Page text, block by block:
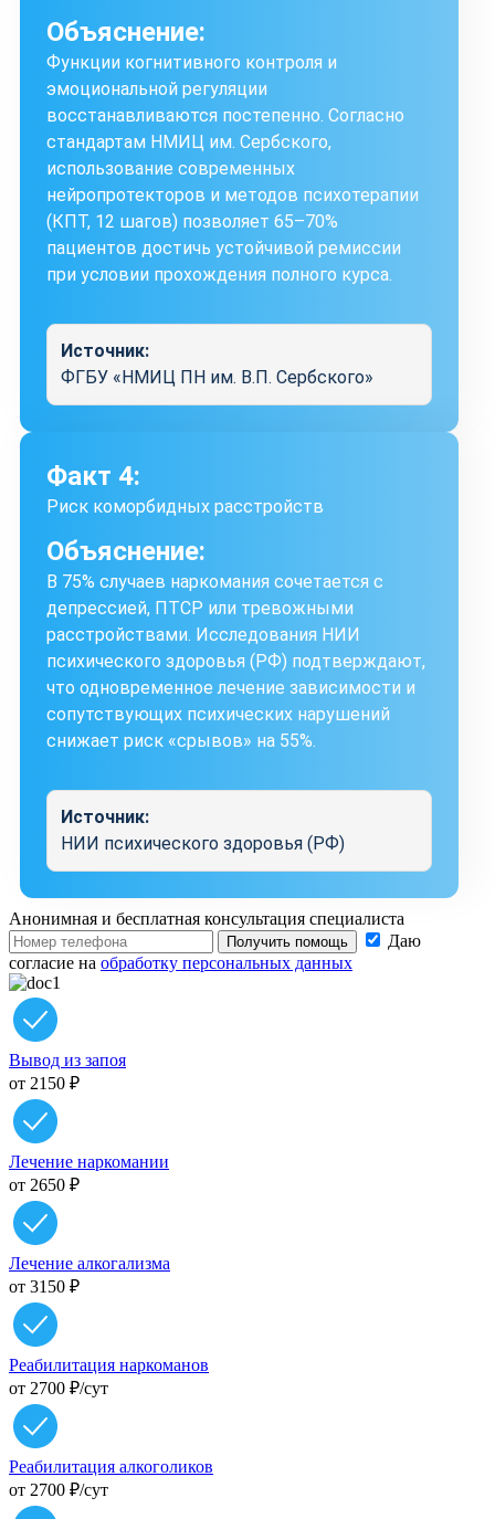
Объяснение:
Функции когнитивного контроля и
эмоциональной регуляции
восстанавливаются постепенно. Согласно
стандартам НМИЦ им. Сербского,
использование современных
нейропротекторов и методов психотерапии
(КПТ, 12 шагов) позволяет 65–70%
пациентов достичь устойчивой ремиссии
при условии прохождения полного курса.
Источник:
ФГБУ «НМИЦ ПН им. В.П. Сербского»
Факт 4:
Риск коморбидных расстройств
Объяснение:
В 75% случаев наркомания сочетается с
депрессией, ПТСР или тревожными
расстройствами. Исследования НИИ
психического здоровья (РФ) подтверждают,
что одновременное лечение зависимости и
сопутствующих психических нарушений
снижает риск «срывов» на 55%.
Источник:
НИИ психического здоровья (РФ)
Анонимная и бесплатная консультация специалиста
Получить помощь
Даю
согласие на обработку персональных данных
Вывод из запоя
от 2150 ₽
Лечение наркомании
от 2650 ₽
Лечение алкогализма
от 3150 ₽
Реабилитация наркоманов
от 2700 ₽/cут
Реабилитация алкоголиков
от 2700 ₽/cут